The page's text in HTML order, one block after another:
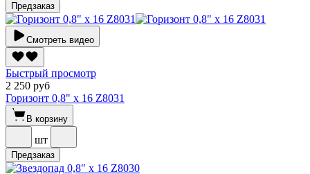
Предзаказ
Смотреть видео
Быстрый просмотр
2 250 руб
Горизонт 0,8" х 16 Z8031
В корзину
шт
Предзаказ